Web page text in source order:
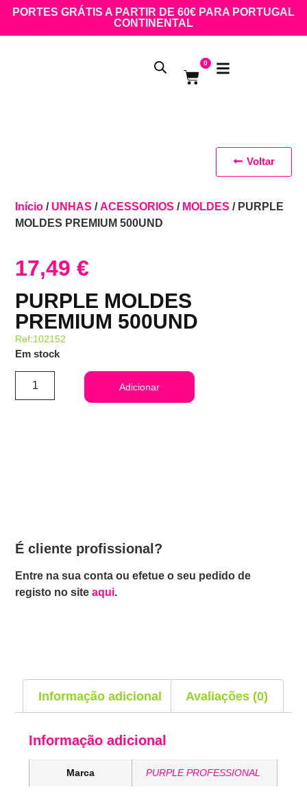
PORTES GRÁTIS A PARTIR DE 60€ PARA PORTUGAL
CONTINENTAL
0
Início / UNHAS /ACESSORIOS / MOLDES / PURPLE
MOLDES PREMIUM 500UND
17,49€
PURPLE MOLDES
PREMIUM 500UND
Ref:102152
Em stock
Adicionar
É cliente profissional?
Entre na sua conta ou efetue o seu pedido de
registo no siteaqui.
Voltar
Informação adicional Avaliações (0)
Informação adicional
Marca PURPLE PROFESSIONAL